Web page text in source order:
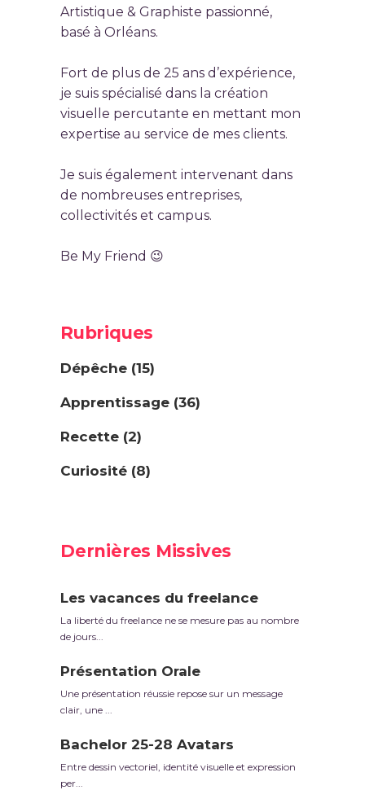
Artistique & Graphiste passionné,
basé à Orléans.
Fort de plus de 25 ans d’expérience,
je suis spécialisé dans la création
visuelle percutante en mettant mon
expertise au service de mes clients.
Je suis également intervenant dans
de nombreuses entreprises,
collectivités et campus.
Be My Friend 😉
Rubriques
Dépêche (15)
Apprentissage (36)
Recette (2)
Curiosité (8)
Dernières Missives
Les vacances du freelance
La liberté du freelance ne se mesure pas au nombre
de jours...
Présentation Orale
Une présentation réussie repose sur un message
clair, une ...
Bachelor 25-28 Avatars
Entre dessin vectoriel, identité visuelle et expression
per...